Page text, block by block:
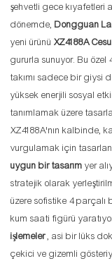
şehvetli gece kıyafetleri
dönemde, Dongguan
yeni ürünü XZ4188A
gururla sunuyor. Bu özel
takımı sadece bir giysi
yüksek enerjili sosyal
tanımlamak üzere
XZ4188A'nın kalbinde,
vurgulamak için
uygun bir tasarım yer
stratejik olarak
üzere sofistike 4
kum saati figürü
işlemeler, asi bir lüks
çekici ve gizemli